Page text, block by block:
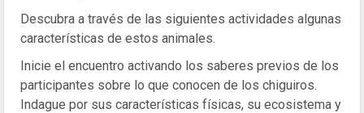
Descubra a través de las siguientes actividades algunas
características de estos animales.
Inicie el encuentro activando los saberes previos de los
participantes sobre lo que conocen de los chiguiros.
Indague por sus características físicas, su ecosistema y